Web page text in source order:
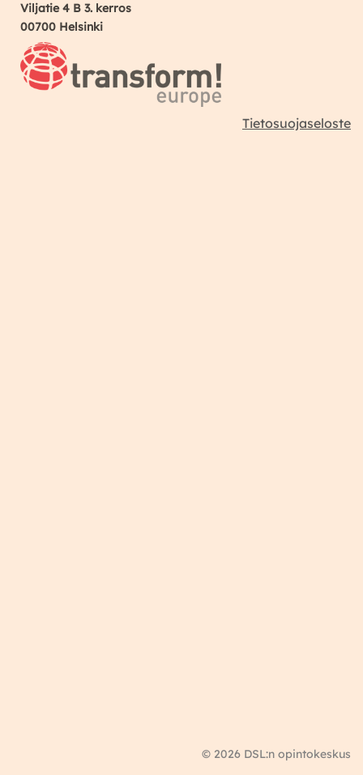
Viljatie 4 B 3. kerros
00700 Helsinki
© 2026 DSL:n opintokeskus
Tietosuojaseloste